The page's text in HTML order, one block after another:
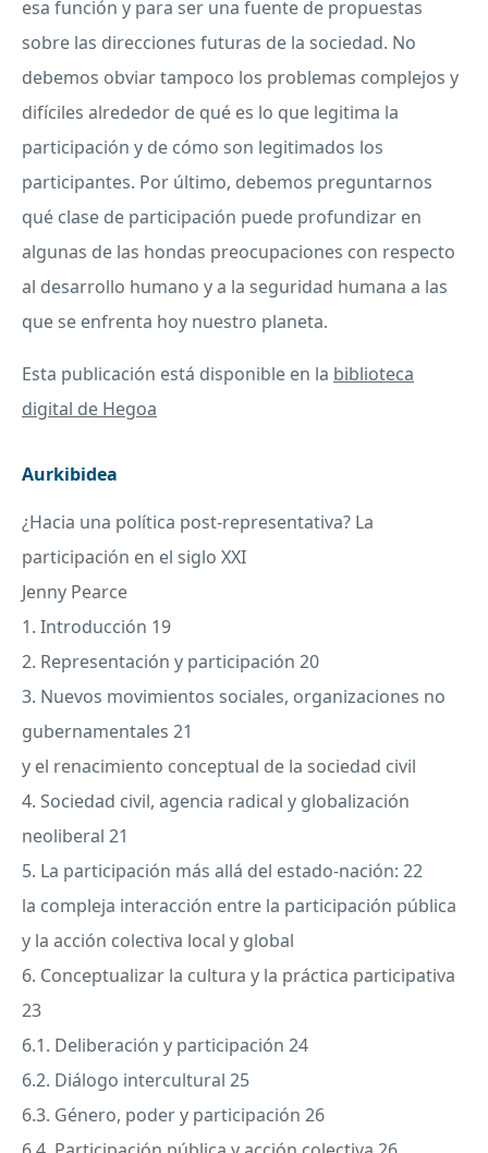
esa función y para ser una fuente de propuestas
sobre las direcciones futuras de la sociedad. No
debemos obviar tampoco los problemas complejos y
difíciles alrededor de qué es lo que legitima la
participación y de cómo son legitimados los
participantes. Por último, debemos preguntarnos
qué clase de participación puede profundizar en
algunas de las hondas preocupaciones con respecto
al desarrollo humano y a la seguridad humana a las
que se enfrenta hoy nuestro planeta.
Esta publicación está disponible en la biblioteca
digital de Hegoa
Aurkibidea
¿Hacia una política post-representativa? La
participación en el siglo XXI
Jenny Pearce
1. Introducción 19
2. Representación y participación 20
3. Nuevos movimientos sociales, organizaciones no
gubernamentales 21
y el renacimiento conceptual de la sociedad civil
4. Sociedad civil, agencia radical y globalización
neoliberal 21
5. La participación más allá del estado-nación: 22
la compleja interacción entre la participación pública
y la acción colectiva local y global
6. Conceptualizar la cultura y la práctica participativa
23
6.1. Deliberación y participación 24
6.2. Diálogo intercultural 25
6.3. Género, poder y participación 26